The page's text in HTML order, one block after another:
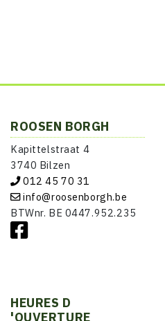
ROOSEN BORGH
Kapittelstraat 4
3740 Bilzen
012 45 70 31
info@roosenborgh.be
BTWnr. BE 0447.952.235
HEURES D
'OUVERTURE